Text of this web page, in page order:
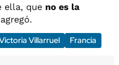
ella, que no es la
Villarruel Francia